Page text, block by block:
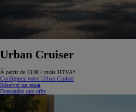
Urban Cruiser
À partir de 319€ / mois HTVA*
Configurez votre Urban Cruiser
Réserver un essai
Demandez une offre